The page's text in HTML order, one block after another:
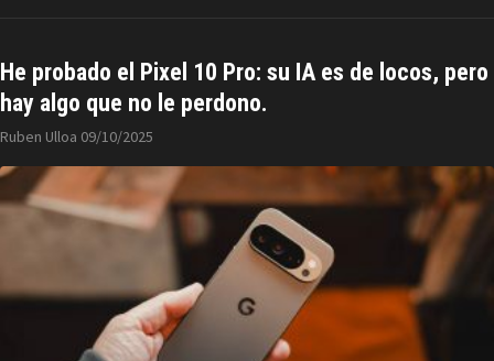
He probado el Pixel 10 Pro: su IA es de locos, pero
hay algo que no le perdono.
Ruben Ulloa 09/10/2025